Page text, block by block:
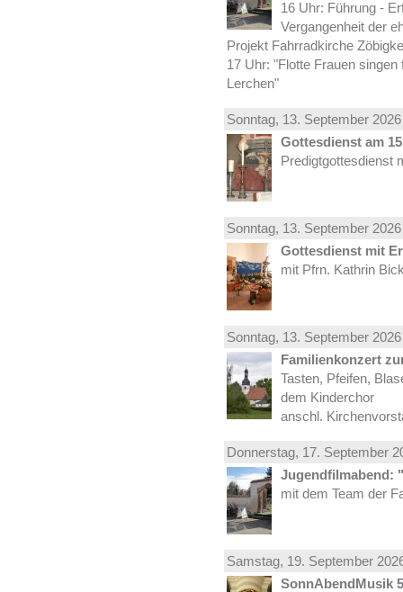
16 Uhr: Führung -
Vergangenheit der
Projekt Fahrradkirche
17 Uhr: "Flotte Frauen
Lerchen"
Sonntag, 13. September
Gottesdienst am
Predigtgottesdienst
Sonntag, 13. September
Gottesdienst mit
mit Pfrn. Kathrin
Sonntag, 13. September
Familienkonzert
Tasten, Pfeifen,
dem Kinderchor
anschl.
Donnerstag, 17. September
Jugendfilmabend:
mit dem Team der
Samstag, 19. September
SonnAbendMusik 5